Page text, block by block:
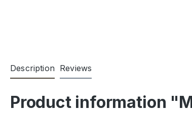
Description Reviews
Product information